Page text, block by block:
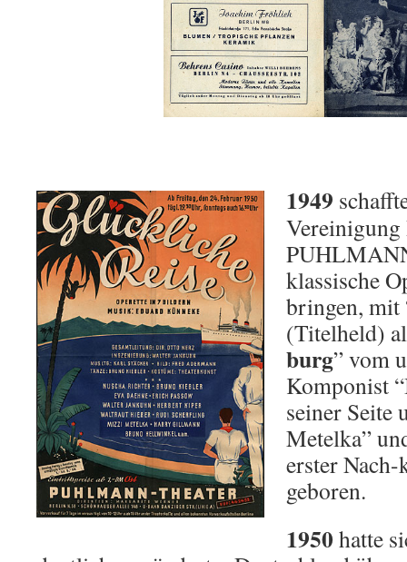
1949
klassische
bringen,
(Titelheld)
burg” vom
Komponist
seiner Seite
Metelka”
erster
geboren.
1950 hatte